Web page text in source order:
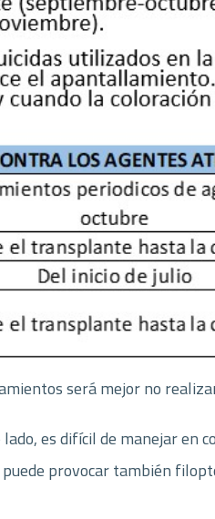
será mejor no
es difícil de manejar en
provocar también